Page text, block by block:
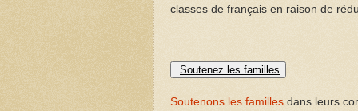
classes de français en raison de
Soutenez les familles
Soutenons les familles dans leurs